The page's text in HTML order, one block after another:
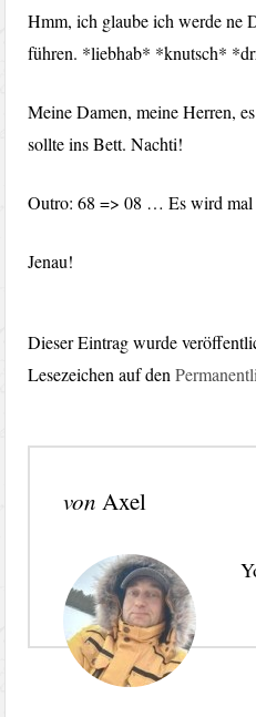
Hmm, ich glaube ich werde ne
führen. *liebhab* *knutsch*
Meine Damen, meine Herren,
sollte ins Bett. Nachti!
Outro: 68 => 08 … Es wird
Jenau!
Dieser Eintrag wurde
Lesezeichen auf den
vonAxel